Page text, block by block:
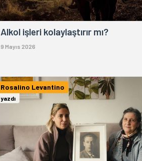
Alkol işleri kolaylaştırır mı?
9 Mayıs 2026
Rosalino Levantino
yazdı